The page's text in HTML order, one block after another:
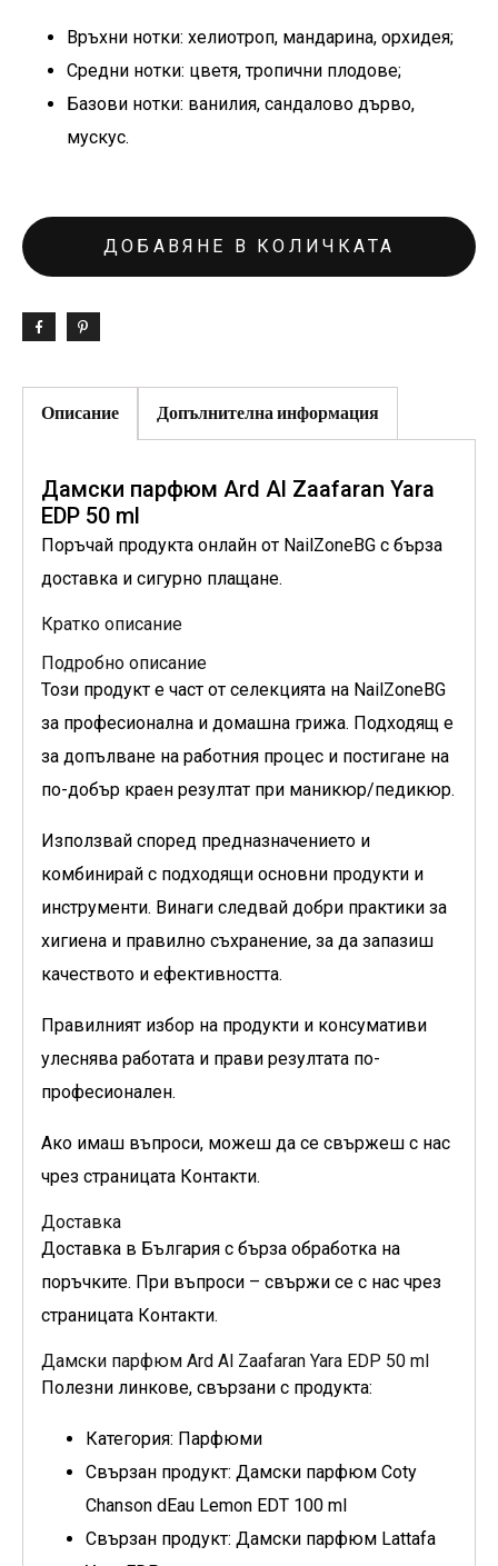
Връхни нотки: хелиотроп, мандарина, орхидея;
Средни нотки: цветя, тропични плодове;
Базови нотки: ванилия, сандалово дърво,
мускус.
ДОБАВЯНЕ В КОЛИЧКАТА
Описание Допълнителна информация
Дамски парфюм Ard Al Zaafaran Yara
EDP 50 ml
Поръчай продукта онлайн от NailZoneBG с бърза
доставка и сигурно плащане.
Кратко описание
Подробно описание
Този продукт е част от селекцията на NailZoneBG
за професионална и домашна грижа. Подходящ е
за допълване на работния процес и постигане на
по-добър краен резултат при маникюр/педикюр.
Използвай според предназначението и
комбинирай с подходящи основни продукти и
инструменти. Винаги следвай добри практики за
хигиена и правилно съхранение, за да запазиш
качеството и ефективността.
Правилният избор на продукти и консумативи
улеснява работата и прави резултата по-
професионален.
Ако имаш въпроси, можеш да се свържеш с нас
чрез страницата Контакти.
Доставка
Доставка в България с бърза обработка на
поръчките. При въпроси – свържи се с нас чрез
страницата Контакти.
Дамски парфюм Ard Al Zaafaran Yara EDP 50 ml
Полезни линкове, свързани с продукта:
Категория: Парфюми
Свързан продукт: Дамски парфюм Coty
Chanson dEau Lemon EDT 100 ml
Свързан продукт: Дамски парфюм Lattafa